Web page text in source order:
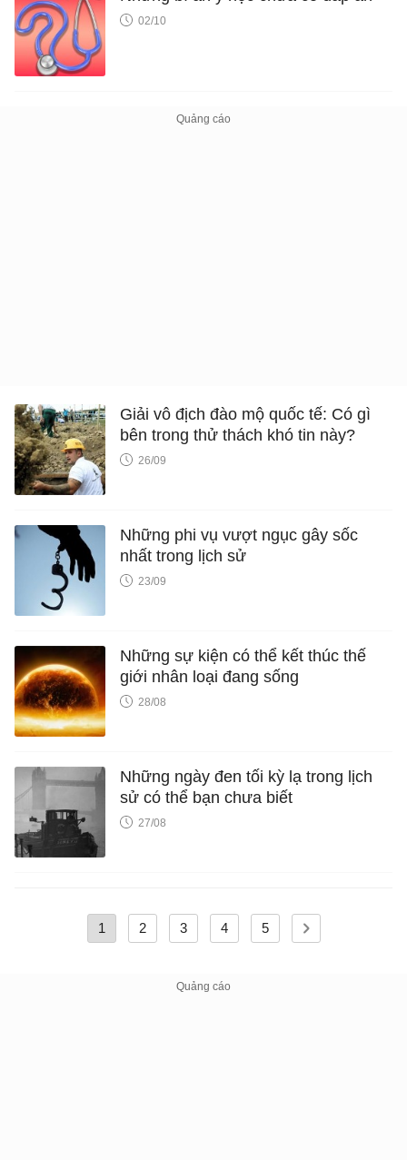
02/10
Giải vô địch đào mộ quốc tế: Có gì
bên trong thử thách khó tin này?
26/09
Những phi vụ vượt ngục gây sốc
nhất trong lịch sử
23/09
Những sự kiện có thể kết thúc thế
giới nhân loại đang sống
28/08
Những ngày đen tối kỳ lạ trong lịch
sử có thể bạn chưa biết
27/08
1 2 3 4 5